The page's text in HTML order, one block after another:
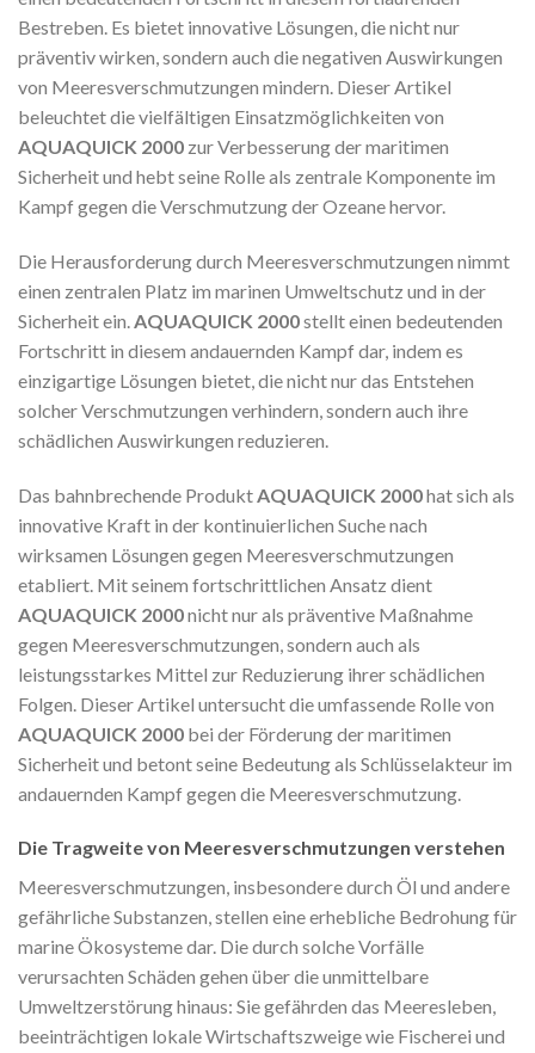
Bestreben. Es bietet innovative Lösungen, die nicht nur
präventiv wirken, sondern auch die negativen Auswirkungen
von Meeresverschmutzungen mindern. Dieser Artikel
beleuchtet die vielfältigen Einsatzmöglichkeiten von
AQUAQUICK 2000 zur Verbesserung der maritimen
Sicherheit und hebt seine Rolle als zentrale Komponente im
Kampf gegen die Verschmutzung der Ozeane hervor.
Die Herausforderung durch Meeresverschmutzungen nimmt
einen zentralen Platz im marinen Umweltschutz und in der
Sicherheit ein. AQUAQUICK 2000stellt einen bedeutenden
Fortschritt in diesem andauernden Kampf dar, indem es
einzigartige Lösungen bietet, die nicht nur das Entstehen
solcher Verschmutzungen verhindern, sondern auch ihre
schädlichen Auswirkungen reduzieren.
Das bahnbrechende Produkt AQUAQUICK 2000hat sich als
innovative Kraft in der kontinuierlichen Suche nach
wirksamen Lösungen gegen Meeresverschmutzungen
etabliert. Mit seinem fortschrittlichen Ansatz dient
AQUAQUICK 2000nicht nur als präventive Maßnahme
gegen Meeresverschmutzungen, sondern auch als
leistungsstarkes Mittel zur Reduzierung ihrer schädlichen
Folgen. Dieser Artikel untersucht die umfassende Rolle von
AQUAQUICK 2000 bei der Förderung der maritimen
Sicherheit und betont seine Bedeutung als Schlüsselakteur im
andauernden Kampf gegen die Meeresverschmutzung.
Die Tragweite von Meeresverschmutzungen verstehen
Meeresverschmutzungen, insbesondere durch Öl und andere
gefährliche Substanzen, stellen eine erhebliche Bedrohung für
marine Ökosysteme dar. Die durch solche Vorfälle
verursachten Schäden gehen über die unmittelbare
Umweltzerstörung hinaus: Sie gefährden das Meeresleben,
beeinträchtigen lokale Wirtschaftszweige wie Fischerei und